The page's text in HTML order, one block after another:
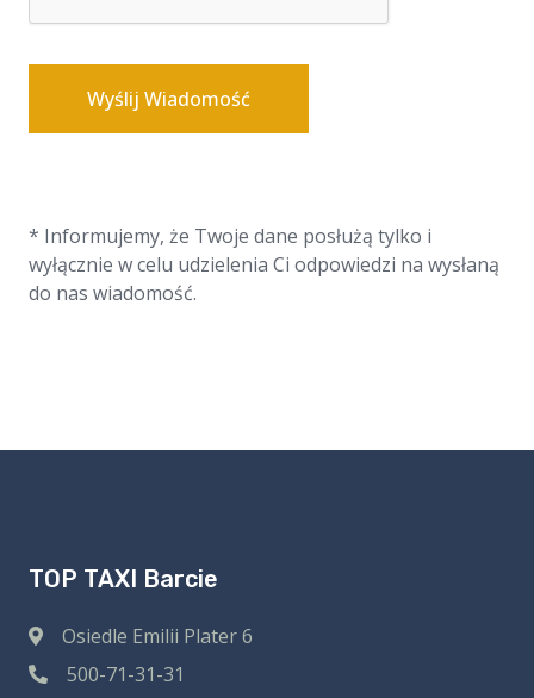
Wyślij Wiadomość
* Informujemy, że Twoje dane posłużą tylko i
wyłącznie w celu udzielenia Ci odpowiedzi na wysłaną
do nas wiadomość.
TOP TAXI Barcie
Osiedle Emilii Plater 6
500-71-31-31